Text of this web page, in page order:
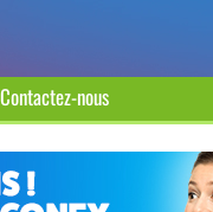
Contactez-nous